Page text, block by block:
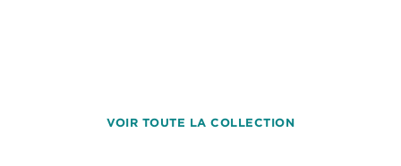
VOIR TOUTE LA COLLECTION